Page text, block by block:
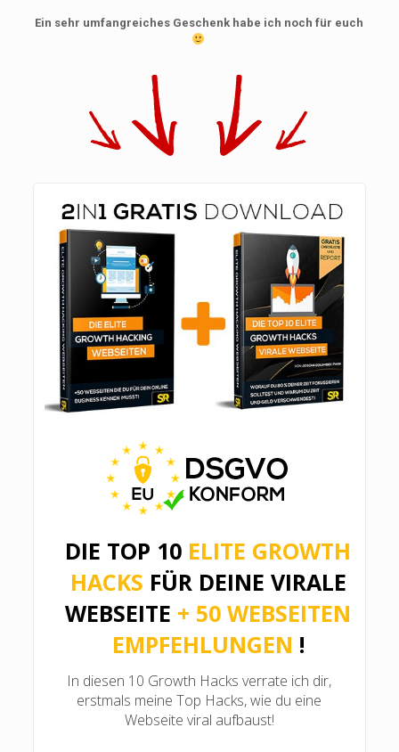
Ein sehr umfangreiches Geschenk habe ich noch für euch
DIE TOP 10 ELITE GROWTH
HACKS FÜR DEINE VIRALE
WEBSEITE + 50 WEBSEITEN
EMPFEHLUNGEN !
In diesen 10 Growth Hacks verrate ich dir,
erstmals meine Top Hacks, wie du eine
Webseite viral aufbaust!